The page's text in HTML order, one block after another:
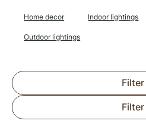
Home decor Indoor lightings
Outdoor lightings
Filter
Filter